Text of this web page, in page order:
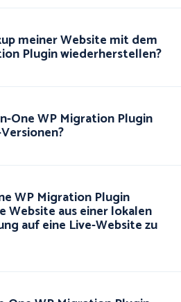
meiner Website mit dem
Plugin wiederherstellen?
One WP Migration Plugin
WP Migration Plugin
Website aus einer lokalen
auf eine Live-Website zu